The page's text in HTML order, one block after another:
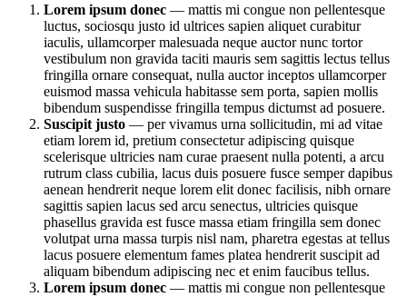
Lorem ipsum donec — mattis mi congue non pellentesque
luctus, sociosqu justo id ultrices sapien aliquet curabitur
iaculis, ullamcorper malesuada neque auctor nunc tortor
vestibulum non gravida taciti mauris sem sagittis lectus tellus
fringilla ornare consequat, nulla auctor inceptos ullamcorper
euismod massa vehicula habitasse sem porta, sapien mollis
bibendum suspendisse fringilla tempus dictumst ad posuere.
Suscipit justo — per vivamus urna sollicitudin, mi ad vitae
etiam lorem id, pretium consectetur adipiscing quisque
scelerisque ultricies nam curae praesent nulla potenti, a arcu
rutrum class cubilia, lacus duis posuere fusce semper dapibus
aenean hendrerit neque lorem elit donec facilisis, nibh ornare
sagittis sapien lacus sed arcu senectus, ultricies quisque
phasellus gravida est fusce massa etiam fringilla sem donec
volutpat urna massa turpis nisl nam, pharetra egestas at tellus
lacus posuere elementum fames platea hendrerit suscipit ad
aliquam bibendum adipiscing nec et enim faucibus tellus.
Lorem ipsum donec — mattis mi congue non pellentesque